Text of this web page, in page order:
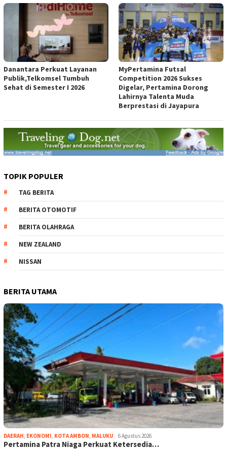
Danantara Perkuat Layanan
Publik,Telkomsel Tumbuh
Sehat di Semester I 2026
MyPertamina Futsal
Competition 2026 Sukses
Digelar, Pertamina Dorong
Lahirnya Talenta Muda
Berprestasi di Jayapura
TOPIK POPULER
TAG BERITA
BERITA OTOMOTIF
BERITA OLAHRAGA
NEW ZEALAND
NISSAN
BERITA UTAMA
DAERAH, EKONOMI, KOTA AMBON, MALUKU 6 Agustus 2026
Pertamina Patra Niaga Perkuat Ketersedia…